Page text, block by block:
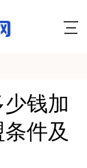
钱加
件及